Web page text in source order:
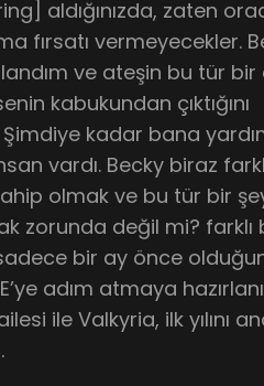
aldığınızda, zaten
fırsatı vermeyecekler.
ve ateşin bu tür bir
kabukundan çıktığını
kadar bana
vardı. Becky biraz
olmak ve bu tür bir
zorunda değil mi? farklı
bir ay önce
adım atmaya
ile Valkyria, ilk yılını